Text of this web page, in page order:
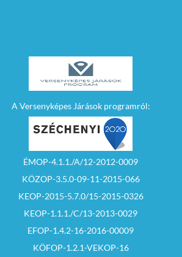
A Versenyképes Járások programról:
ÉMOP-4.1.1./A/12-2012-0009
KÖZOP-3.5.0-09-11-2015-066
KEOP-2015-5.7.0/15-2015-0326
KEOP-1.1.1./C/13-2013-0029
EFOP-1.4.2-16-2016-00009
KÖFOP-1.2.1-VEKOP-16